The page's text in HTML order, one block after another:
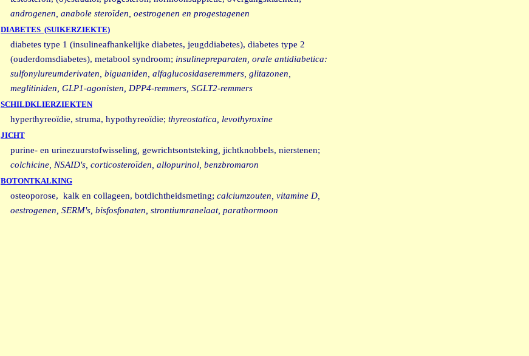
androgenen, anabole steroïden, oestrogenen en progestagenen
DIABETES (SUIKERZIEKTE)
diabetes type 1 (insulineafhankelijke diabetes, jeugddiabetes), diabetes type 2
(ouderdomsdiabetes), metabool syndroom; insulinepreparaten, orale antidiabetica:
sulfonylureumderivaten, biguaniden, alfaglucosidaseremmers, glitazonen,
meglitiniden, GLP1-agonisten, DPP4-remmers, SGLT2-remmers
SCHILDKLIERZIEKTEN
hyperthyreoïdie, struma, hypothyreoïdie; thyreostatica, levothyroxine
JICHT
purine- en urinezuurstofwisseling gewrichtsontsteking jichtknobbels, nierstenen;
colchicine, NSAID's, corticosteroïden, allopurinol, benzbromaron
BOTONTKALKING
osteoporose, kalk en collageen, botdichtheidsmeting; calciumzouten, vitamine D,
oestrogenen, SERM's, bisfosfonaten, strontiumranelaat, parathormoon